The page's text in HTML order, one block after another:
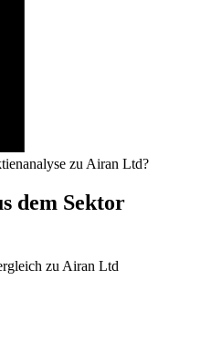
zu Airan Ltd?
dem Sektor
zu Airan Ltd